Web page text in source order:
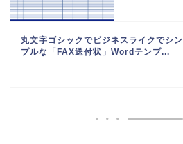
丸文字ゴシックでビジネスライクでシン
プルな「FAX送付状」Wordテンプ...